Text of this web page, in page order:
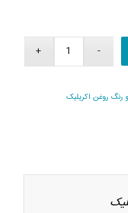
رنگ روغن اکریلیک